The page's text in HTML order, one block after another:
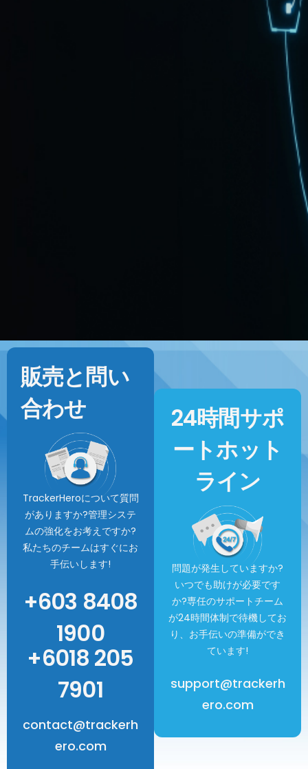
販売と問い
合わせ
TrackerHeroについて質問
がありますか?管理システ
ムの強化をお考えですか?
私たちのチームはすぐにお
手伝いします!
+603 8408
1900
+6018 205
7901
contact@trackerh
ero.com
24時間サポ
ートホット
ライン
問題が発生していますか?
いつでも助けが必要です
か?専任のサポートチーム
が24時間体制で待機してお
り、お手伝いの準備ができ
ています!
support@trackerh
ero.com